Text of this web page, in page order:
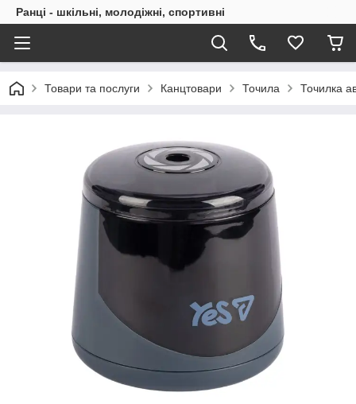
Ранці - шкільні, молодіжні, спортивні
Товари та послуги Канцтовари Точила Точилка